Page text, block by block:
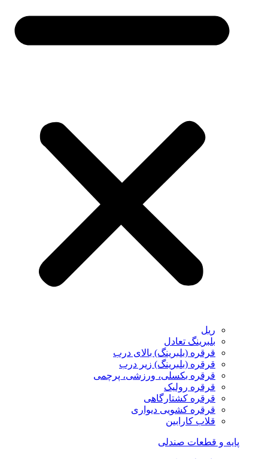
ریل
بلبرینگ تعادل
قرقره (بلبرینگ) بالای درب
قرقره (بلبرینگ) زیر درب
قرقره بکسلی، ورزشی، پرچمی
قرقره رولیک
قرقره کشتارگاهی
قرقره کشویی دیواری
قلاب کارابین
پایه و قطعات صندلی